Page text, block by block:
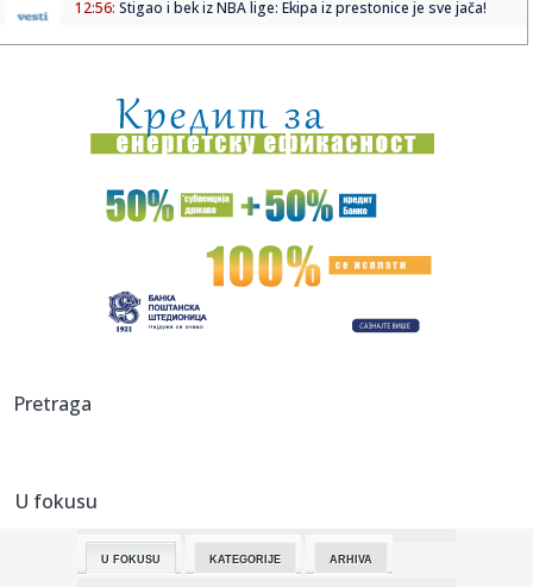
12:56: Stigao i bek iz NBA lige: Ekipa iz prestonice je sve jača!
12:51:Rukometni savez Srbije više ne postoji
12:50:Avokado svakodnevno "menja pol", a naučnici konačno
znaju kako
Amerikanac kog Evroliga ne zanima – održavanje forme do
12:46:Vučić se oglasio o požarima koji bukte Srbijom: Otkrio gde
kojom se...
12:43:
12:42:
Blok 2 u rumunskoj nuklearki nastavlja da radi: "Imaće
Pretraga
U fokusu
U FOKUSU KATEGORIJE ARHIVA